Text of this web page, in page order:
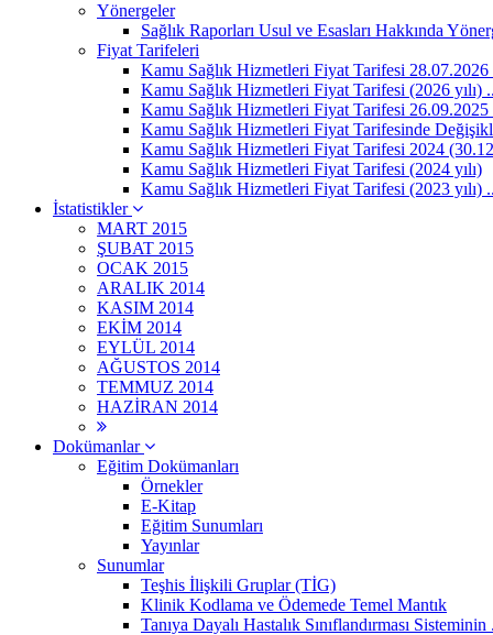
Yönergeler
Sağlık Raporları Usul ve Esasları Hakkında
Fiyat Tarifeleri
Kamu Sağlık Hizmetleri Fiyat Tarifesi 28.07.2026
Kamu Sağlık Hizmetleri Fiyat Tarifesi (2026 yılı)
Kamu Sağlık Hizmetleri Fiyat Tarifesi 26.09.2025
Kamu Sağlık Hizmetleri Fiyat Tarifesinde
Kamu Sağlık Hizmetleri Fiyat Tarifesi 2024
Kamu Sağlık Hizmetleri Fiyat Tarifesi (2024 yılı)
Kamu Sağlık Hizmetleri Fiyat Tarifesi (2023 yılı)
İstatistikler
MART 2015
ŞUBAT 2015
OCAK 2015
ARALIK 2014
KASIM 2014
EKİM 2014
EYLÜL 2014
AĞUSTOS 2014
TEMMUZ 2014
HAZİRAN 2014
Dokümanlar
Eğitim Dokümanları
Örnekler
E-Kitap
Eğitim Sunumları
Yayınlar
Sunumlar
Teşhis İlişkili Gruplar (TİG)
Klinik Kodlama ve Ödemede Temel Mantık
Tanıya Dayalı Hastalık Sınıflandırması Sisteminin